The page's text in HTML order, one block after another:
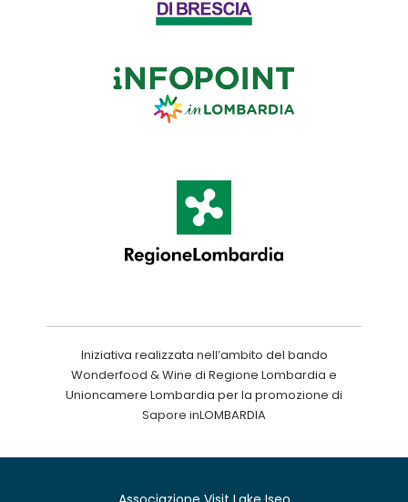
Iniziativa realizzata nell’ambito del bando
Wonderfood & Wine di Regione Lombardia e
Unioncamere Lombardia per la promozione di
Sapore inLOMBARDIA